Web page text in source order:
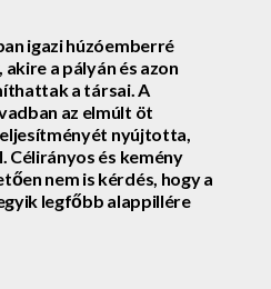
igazi húzóemberré
a pályán és azon
a társai. A
az elmúlt öt
nyújtotta,
Célirányos és kemény
nem is kérdés, hogy a
legfőbb alappillére